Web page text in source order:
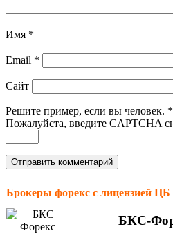
Имя *
Email *
Сайт
Решите пример, если вы человек. *
Пожалуйста, введите CAPTCHA
Брокеры форекс с лицензией
БКС-